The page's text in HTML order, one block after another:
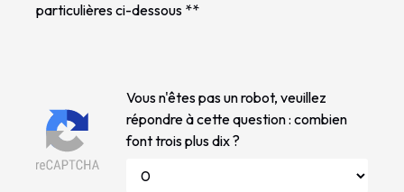
particulières ci-dessous **
Vous n'êtes pas un robot, veuillez
répondre à cette question : combien
font trois plus dix ?